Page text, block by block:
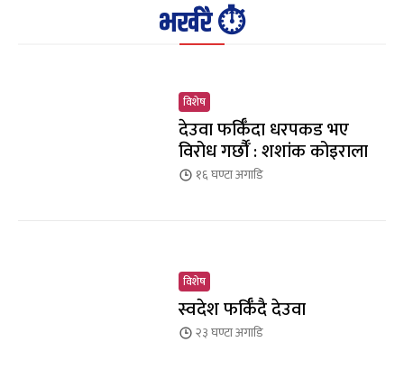
भर्खरै ⏱️
विशेष
देउवा फर्किँदा धरपकड भए
विरोध गर्छौँं : शशांक कोइराला
१६ घण्टाअगाडि
विशेष
स्वदेश फर्किँदै देउवा
२३ घण्टाअगाडि